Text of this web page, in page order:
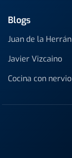
Blogs
Juan de la Herrán
Javier Vizcaino
Cocina con nervio